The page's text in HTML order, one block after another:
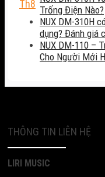
Th8 Trống Điện Nào?
NUX DM-310H
dụng? Đánh giá
NUX DM-110 –
Cho Người Mới
THÔNG TIN LIÊN HỆ
LIRI MUSIC